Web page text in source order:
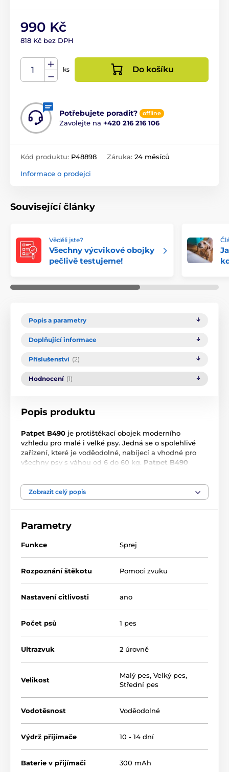
990 Kč
818 Kč bez DPH
ks Do košíku
Potřebujete poradit? offline
Zavolejte na +420 216 216 106
Kód produktu: P48898 Záruka: 24 měsíců
Informace o prodejci
Související články
Věděli jste?
Všechny výcvikové obojky
pečlivě testujeme!
Popis a parametry
Doplňující informace
Příslušenství (2)
Hodnocení (1)
Popis produktu
Patpet B490 je protištěkací obojek moderního
vzhledu pro malé i velké psy. Jedná se o spolehlivé
zařízení, které je voděodolné, nabíjecí a vhodné pro
všechny psy s váhou od 6 do 60 kg. Patpet B490
pokud tedy pejsek začne štěkat nebo výt, mikrofon to
zaznamená a obojek se spustí. Díky detekci pomocí
nejen
postřiku spreje na nízkou a vysokou. Obojek je
Zobrazit celý popis
Parametry
Funkce Sprej
Rozpoznání štěkotu Pomocí zvuku
Nastavení citlivosti ano
Počet psů 1 pes
Ultrazvuk 2 úrovně
Velikost
Malý pes, Velký pes,
Střední pes
Vodotěsnost Voděodolné
Výdrž přijímače 10 - 14 dní
Baterie v přijímači 300 mAh